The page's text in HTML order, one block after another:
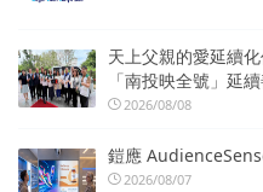
天上父親的愛延續
「南投映全號」延
2026/08/08
鎧應
2026/08/07